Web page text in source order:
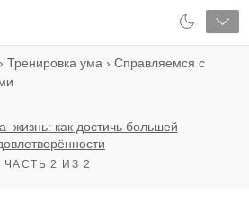
› Тренировка ума › Справляемся с
как достичь большей
ЧАСТЬ 2 ИЗ 2